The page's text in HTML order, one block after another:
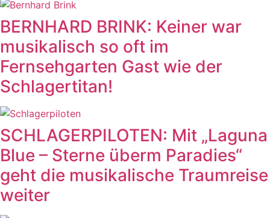
BERNHARD BRINK: Keiner war
musikalisch so oft im
Fernsehgarten Gast wie der
Schlagertitan!
SCHLAGERPILOTEN: Mit „Laguna
Blue – Sterne überm Paradies“
geht die musikalische Traumreise
weiter